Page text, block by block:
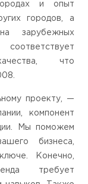
и опыт
городов, а
зарубежных
что
проекту, —
компонент
Мы поможем
бизнеса,
Конечно,
требует